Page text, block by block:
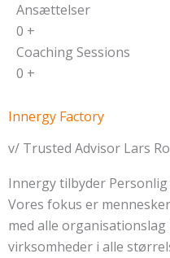
Ansættelser
0 +
Coaching Sessions
0 +
Innergy Factory
v/ Trusted Advisor Lars
Innergy tilbyder Personlig
Vores fokus er
med alle
virksomheder i alle